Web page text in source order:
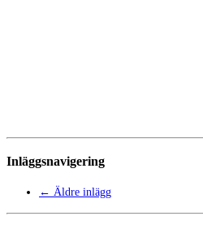
Inläggsnavigering
← Äldre inlägg